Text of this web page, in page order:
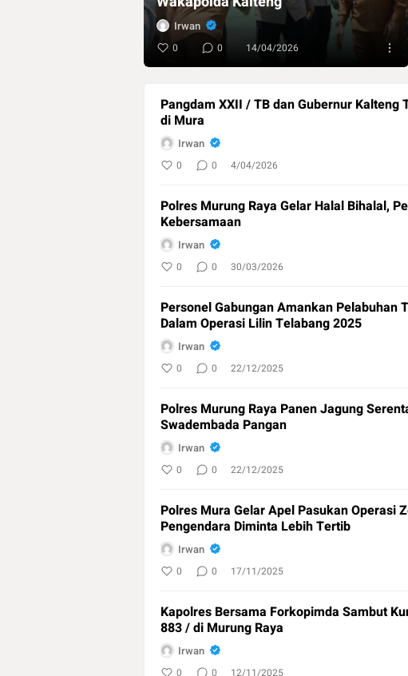
Irwan
0 0 14/04/2026
Pangdam XXII / TB dan Gubernur Kalteng
di Mura
Irwan
0 0 4/04/2026
Polres Murung Raya Gelar Halal Bihalal,
Kebersamaan
Irwan
0 0 30/03/2026
Personel Gabungan Amankan Pelabuhan
Dalam Operasi Lilin Telabang 2025
Irwan
0 0 22/12/2025
Polres Murung Raya Panen Jagung
Swadembada Pangan
Irwan
0 0 22/12/2025
Polres Mura Gelar Apel Pasukan Operasi
Pengendara Diminta Lebih Tertib
Irwan
0 0 17/11/2025
Kapolres Bersama Forkopimda Sambut
883 / di Murung Raya
Irwan
0 0 12/11/2025